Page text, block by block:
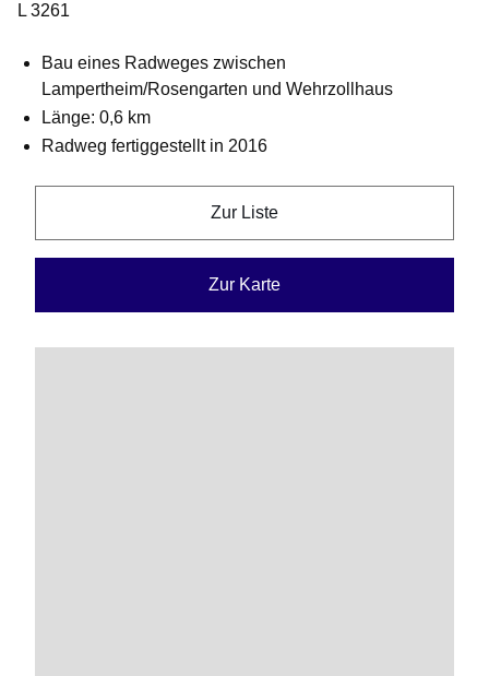
L 3261
Bau eines Radweges zwischen
Lampertheim/Rosengarten und Wehrzollhaus
Länge: 0,6 km
Radweg fertiggestellt in 2016
Zur Liste
Zur Karte